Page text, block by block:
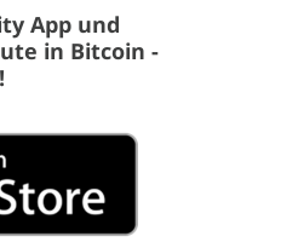
App und
in Bitcoin -